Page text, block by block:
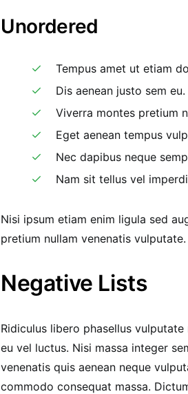
Unordered
Tempus amet ut etiam
Dis aenean justo sem eu.
Viverra montes pretium
Eget aenean tempus
Nec dapibus neque
Nam sit tellus vel
Nisi ipsum etiam enim ligula sed
pretium nullam venenatis
Negative Lists
Ridiculus libero phasellus
eu vel luctus. Nisi massa integer
venenatis quis aenean neque
commodo consequat massa.